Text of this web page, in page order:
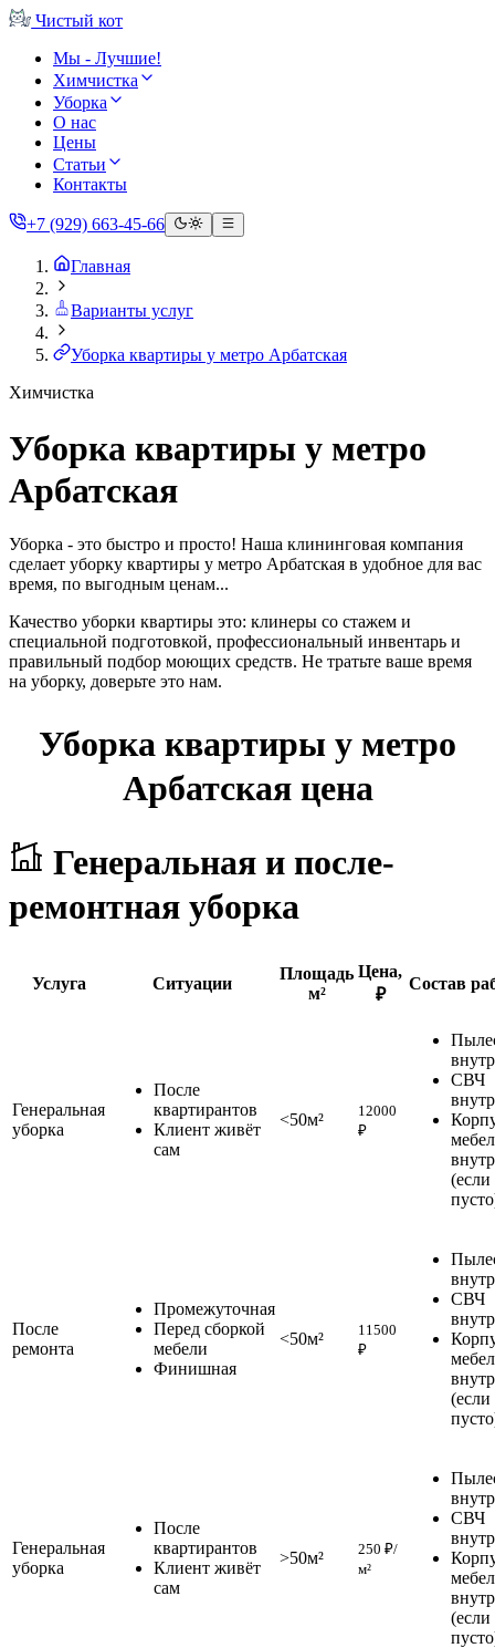
Чистый кот
Мы - Лучшие!
Химчистка
Уборка
О нас
Цены
Статьи
Контакты
+7 (929) 663-45-66
Главная
Варианты услуг
Уборка квартиры у метро Арбатская
Химчистка
Уборка квартиры у метро
Арбатская
Уборка - это быстро и просто! Наша клининговая компания
сделает уборку квартиры у метро Арбатская в удобное для вас
время, по выгодным ценам...
Качество уборки квартиры это: клинеры со стажем и
специальной подготовкой, профессиональный инвентарь и
правильный подбор моющих средств. Не тратьте ваше время
на уборку, доверьте это нам.
Уборка квартиры у метро
Арбатская цена
Генеральная и после-
ремонтная уборка
Услуга Ситуации
Площадь
м²
Цена,
₽
Состав
Генеральная
уборка
После
квартирантов
Клиент живёт
сам
<50м²
12000
₽
СВЧ
(если
После
ремонта
Промежуточная
Перед сборкой
мебели
Финишная
<50м²
11500
₽
СВЧ
(если
Генеральная
уборка
После
квартирантов
Клиент живёт
сам
>50м²
250 ₽/
м²
СВЧ
(если